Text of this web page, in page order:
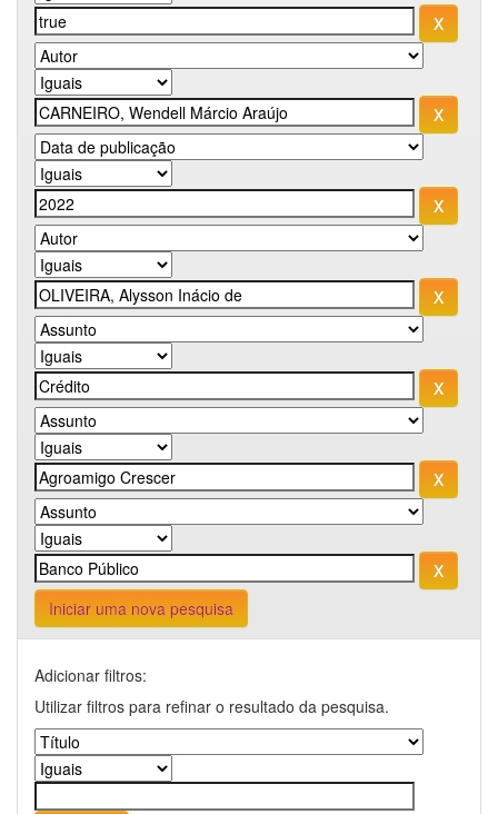
Iniciar uma nova pesquisa
Adicionar filtros:
Utilizar filtros para refinar o resultado da pesquisa.